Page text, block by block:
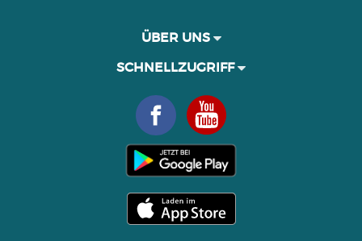
ÜBER UNS
SCHNELLZUGRIFF